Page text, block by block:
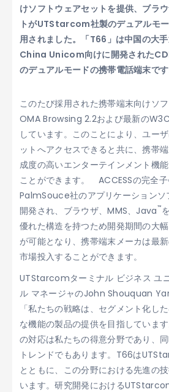
けソフトウェアセットを提供、ブラ
トがUTStarcom社製のデュアルモ
用されました。「T66」は中国の大
China Unicom向けに開発された
のデュアルモードの携帯電話端末です
このたび採用された携帯端末向けソフ
OMA Browsing 2.2および最新の
しています。このことにより、ユー
ットへアクセスできると共に、携帯
成度の高いエンターテインメント機
ことができます。 ACCESSの完全
PalmSouce社のアプリケーションソ
開発され、ブラウザ、MMS、Java™
優れた構造を持つため開発期間の大
が可能となり、携帯端末メーカは最
市場投入することができます。
UTStarcomターミナル ビジネス ユ
ル マネージャのJohn Shouquan
「私たちの戦略は、セグメント化し
な機能の製品の提供を目指していま
の対応は私たちの得意分野であり、
トレンドでもあります。T66は
とともに、この分野における先進の
います。研究開発における